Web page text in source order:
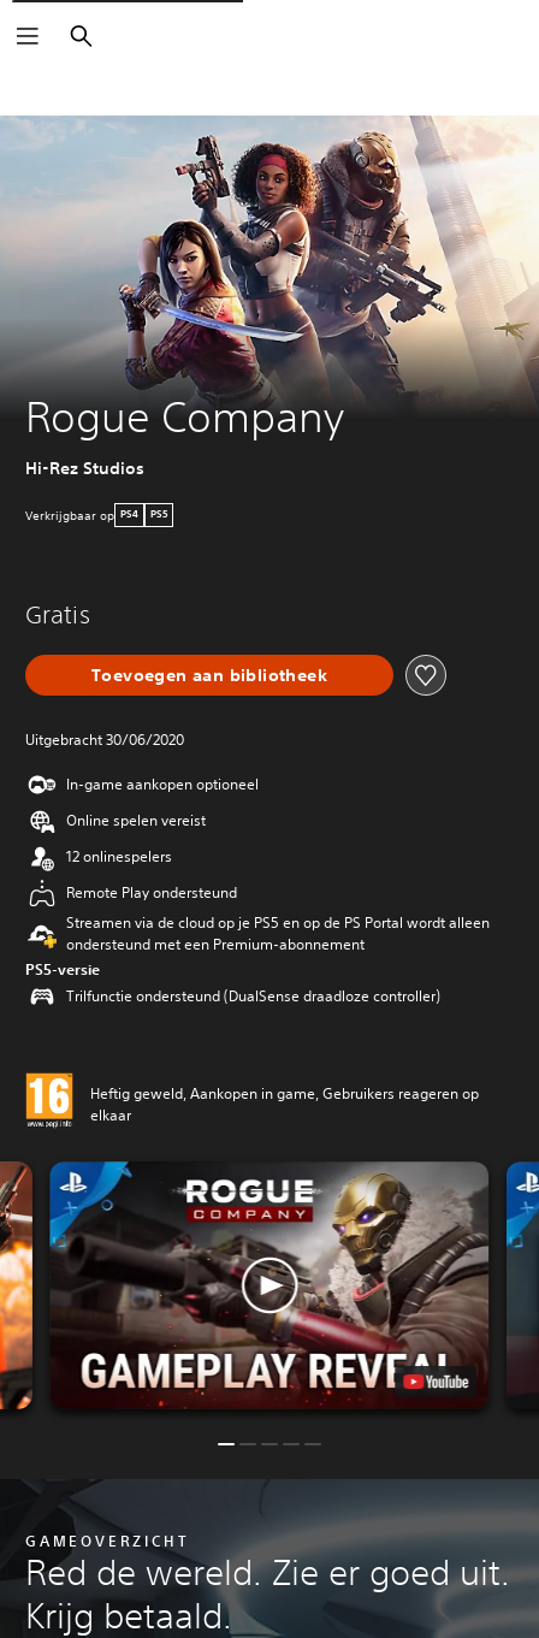
Zoeken
Rogue Company
Hi-Rez Studios
Verkrijgbaar op PS4 PS5
Gratis
Toevoegen aan bibliotheek
Uitgebracht 30/06/2020
In-game aankopen optioneel
Online spelen vereist
12 onlinespelers
Remote Play ondersteund
Streamen via de cloud op je PS5 en op de PS Portal wordt alleen
ondersteund met een Premium-abonnement
PS5-versie
Trilfunctie ondersteund (DualSense draadloze controller)
Heftig geweld, Aankopen in game, Gebruikers reageren op
elkaar
GAMEOVERZICHT
Red de wereld. Zie er goed uit.
Krijg betaald.